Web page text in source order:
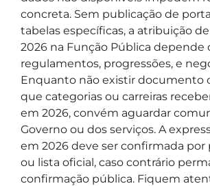
concreta. Sem publicação de
tabelas específicas, a atribuição
2026 na Função Pública depende
regulamentos, progressões, e
Enquanto não existir documento
que categorias ou carreiras
em 2026, convém aguardar
Governo ou dos serviços. A
em 2026 deve ser confirmada por
ou lista oficial, caso contrário
confirmação pública. Fiquem